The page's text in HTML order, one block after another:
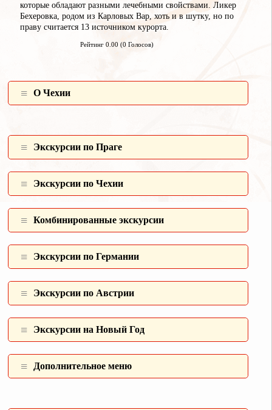
которые обладают разными лечебными свойствами. Ликер
Бехеровка, родом из Карловых Вар, хоть и в шутку, но по
праву считается 13 источником курорта.
Рейтинг 0.00 (0 Голосов)
О Чехии
Экскурсии по Праге
Экскурсии по Чехии
Комбинированные экcкурсии
Экскурсии по Германии
Экскурсии по Австрии
Экскурсии на Новый Год
Дополнительное меню